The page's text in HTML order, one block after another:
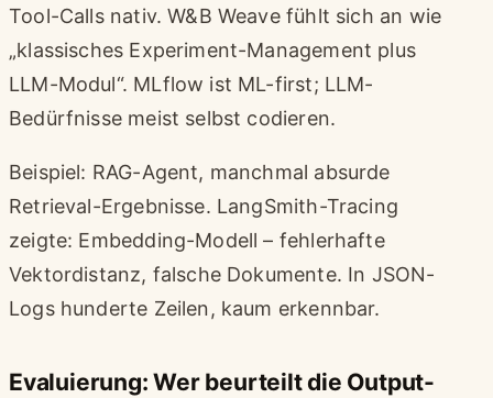
Tool-Calls nativ. W&B Weave fühlt sich an wie
„klassisches Experiment-Management plus
LLM-Modul“. MLflow ist ML-first; LLM-
Bedürfnisse meist selbst codieren.
Beispiel: RAG-Agent, manchmal absurde
Retrieval-Ergebnisse. LangSmith-Tracing
zeigte: Embedding-Modell – fehlerhafte
Vektordistanz, falsche Dokumente. In JSON-
Logs hunderte Zeilen, kaum erkennbar.
Evaluierung: Wer beurteilt die Output-